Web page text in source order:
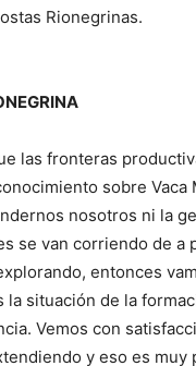
Rionegrinas.
las fronteras
sobre Vaca
nosotros ni la
se van corriendo de a
entonces
la situación de la
Vemos con
y eso es muy